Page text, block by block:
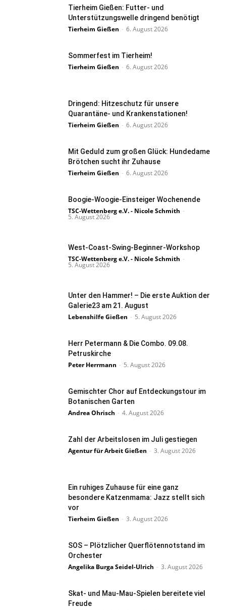
Tierheim Gießen: Futter- und
Unterstützungswelle dringend benötigt
Tierheim Gießen - 6. August 2026
Sommerfest im Tierheim!
Tierheim Gießen - 6. August 2026
Dringend: Hitzeschutz für unsere
Quarantäne- und Krankenstationen!
Tierheim Gießen - 6. August 2026
Mit Geduld zum großen Glück: Hundedame
Brötchen sucht ihr Zuhause
Tierheim Gießen - 6. August 2026
Boogie-Woogie-Einsteiger Wochenende
TSC-Wettenberg e.V. - Nicole Schmith -
5. August 2026
West-Coast-Swing-Beginner-Workshop
TSC-Wettenberg e.V. - Nicole Schmith -
5. August 2026
Unter den Hammer! – Die erste Auktion der
Galerie23 am 21. August
Lebenshilfe Gießen - 5. August 2026
Herr Petermann & Die Combo. 09.08.
Petruskirche
Peter Herrmann - 5. August 2026
Gemischter Chor auf Entdeckungstour im
Botanischen Garten
Andrea Ohrisch - 4. August 2026
Zahl der Arbeitslosen im Juli gestiegen
Agentur für Arbeit Gießen - 3. August 2026
Ein ruhiges Zuhause für eine ganz
besondere Katzenmama: Jazz stellt sich
vor
Tierheim Gießen - 3. August 2026
SOS – Plötzlicher Querflötennotstand im
Orchester
Angelika Burga Seidel-Ulrich - 3. August 2026
Skat- und Mau-Mau-Spielen bereitete viel
Freude